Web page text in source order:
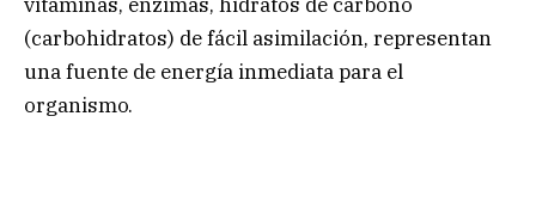
(carbohidratos) de fácil asimilación, representan
una fuente de energía inmediata para el
organismo.